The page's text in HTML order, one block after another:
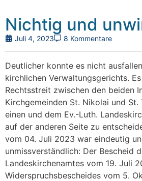
Nichtig und
Juli 4, 2023 8 Kommentare
Deutlicher konnte es nicht
kirchlichen Verwaltungsgerichts.
Rechtsstreit zwischen den beiden
Kirchgemeinden St. Nikolai und St.
einen und dem Ev.-Luth.
auf der anderen Seite zu
vom 04. Juli 2023 war eindeutig
unmissverständlich: Der Bescheid
Landeskirchenamtes vom 19. Juli
Widerspruchsbescheides vom 5.